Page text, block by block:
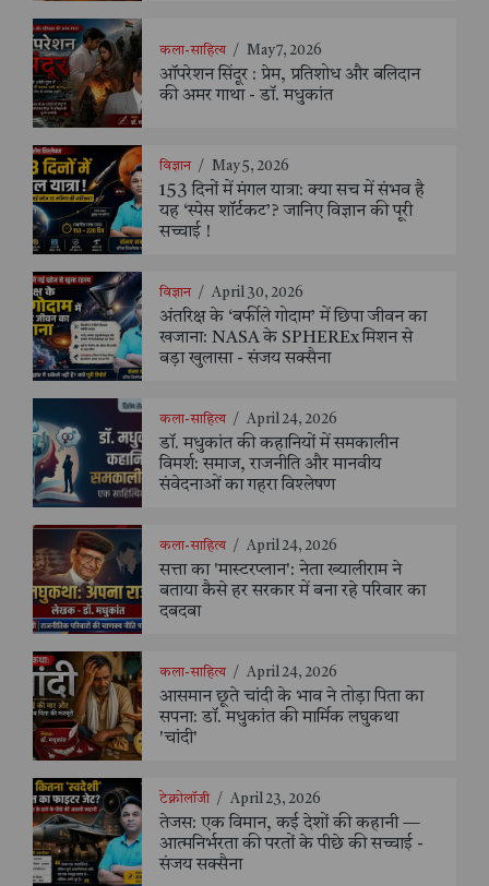
कला-साहित्य / May 7, 2026
ऑपरेशन सिंदूर : प्रेम, प्रतिशोध और बलिदान
की अमर गाथा - डॉ. मधुकांत
विज्ञान / May 5, 2026
153 दिनों में मंगल यात्रा: क्या सच में संभव है
यह ‘स्पेस शॉर्टकट’? जानिए विज्ञान की पूरी
सच्चाई !
विज्ञान / April 30, 2026
अंतरिक्ष के ‘बर्फीले गोदाम’ में छिपा जीवन का
खजाना: NASA के SPHEREx मिशन से
बड़ा खुलासा - संजय सक्सैना
कला-साहित्य / April 24, 2026
डॉ. मधुकांत की कहानियों में समकालीन
विमर्श: समाज, राजनीति और मानवीय
संवेदनाओं का गहरा विश्लेषण
कला-साहित्य / April 24, 2026
सत्ता का 'मास्टरप्लान': नेता ख्यालीराम ने
बताया कैसे हर सरकार में बना रहे परिवार का
दबदबा
कला-साहित्य / April 24, 2026
आसमान छूते चांदी के भाव ने तोड़ा पिता का
सपना: डॉ. मधुकांत की मार्मिक लघुकथा
'चांदी'
टेक्नोलॉजी / April 23, 2026
तेजस: एक विमान, कई देशों की कहानी —
आत्मनिर्भरता की परतों के पीछे की सच्चाई -
संजय सक्सैना